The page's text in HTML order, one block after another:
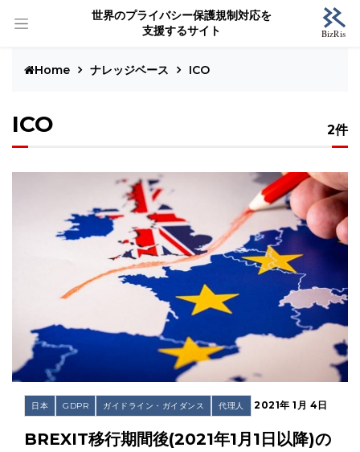
世界のプライバシー保護規制対応を
支援するサイト
Home ナレッジベース ICO
ICO 2件
日本 GDPR ガイドライン・ガイダンス 代理人 2021年 1月 4日
BREXIT移行期間後(2021年1月1日以降)の